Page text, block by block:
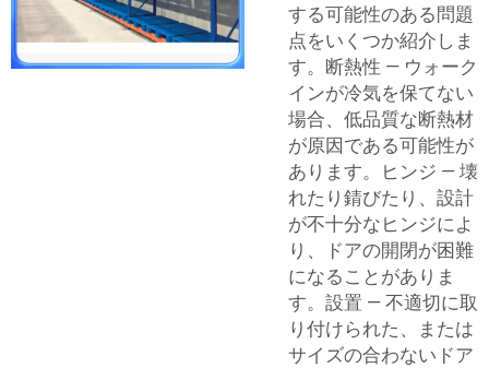
する可能性のある問題
点をいくつか紹介しま
す。断熱性 ― ウォーク
インが冷気を保てない
場合、低品質な断熱材
が原因である可能性が
あります。ヒンジ ― 壊
れたり錆びたり、設計
が不十分なヒンジによ
り、ドアの開閉が困難
になることがありま
す。設置 ― 不適切に取
り付けられた、または
サイズの合わないドア